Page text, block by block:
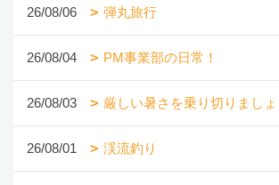
26/08/06 弾丸旅行
26/08/04 PM事業部の日常！
26/08/03 厳しい暑さを乗り切りましょ
26/08/01 渓流釣り